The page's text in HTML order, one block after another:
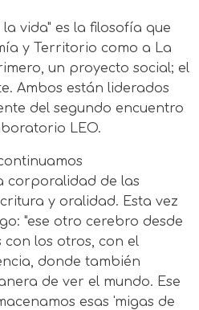
vida" es la filosofía que
y Territorio como a La
un proyecto social; el
Ambos están liderados
del segundo encuentro
LEO.
corporalidad de las
y oralidad. Esta vez
"ese otro cerebro desde
con los otros, con el
donde también
de ver el mundo. Ese
esas 'migas de